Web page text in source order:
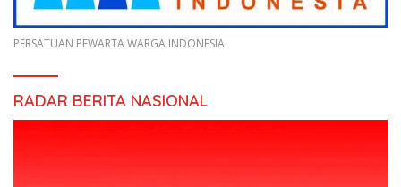
PERSATUAN PEWARTA WARGA INDONESIA
RADAR BERITA NASIONAL